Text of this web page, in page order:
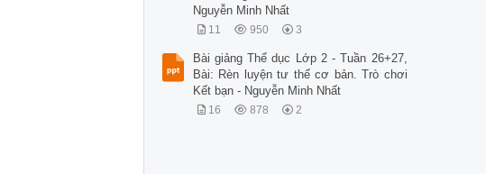
Nguyễn Minh Nhất
11 950 3
Bài giảng Thể dục Lớp 2 - Tuần 26+27,
Bài: Rèn luyện tư thế cơ bản. Trò chơi
Kết bạn - Nguyễn Minh Nhất
16 878 2